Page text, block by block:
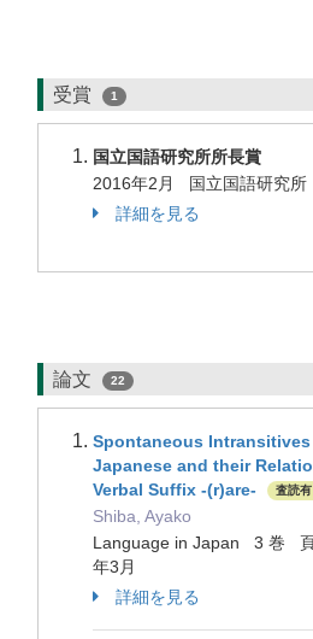
受賞 1
国立国語研究所所長賞
2016年2月 国立国語研究所
詳細を見る
論文 22
Spontaneous
Japanese and their
Verbal Suffix -(r)are-
査読有
Shiba, Ayako
Language in Japan 3 巻
年3月
詳細を見る